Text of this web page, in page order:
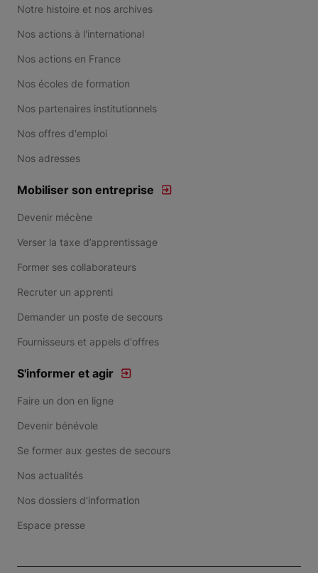
Notre histoire et nos archives
Nos actions à l'international
Nos actions en France
Nos écoles de formation
Nos partenaires institutionnels
Nos offres d'emploi
Nos adresses
Mobiliser son entreprise
Devenir mécène
Verser la taxe d’apprentissage
Former ses collaborateurs
Recruter un apprenti
Demander un poste de secours
Fournisseurs et appels d'offres
S'informer et agir
Faire un don en ligne
Devenir bénévole
Se former aux gestes de secours
Nos actualités
Nos dossiers d'information
Espace presse